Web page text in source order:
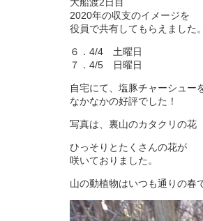
2020年の収支のイメージを
役員で共有してもらえました。
６．4/4 土曜日
７．4/5 日曜日
自宅にて、塩豚チャーシュー
なかなかの好評でした！
写真は、裏山のカタクリの花
ひっそりとたくさんの花が
咲いておりました。
山の動植物はいつも通りの春